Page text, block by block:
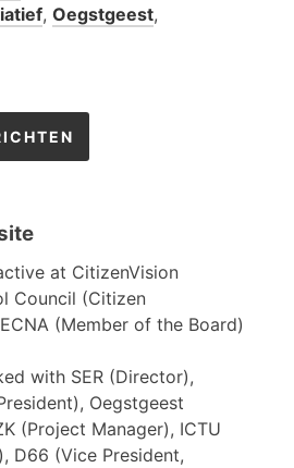
, Oegstgeest,
at CitizenVision
Council (Citizen
(Member of the Board)
with SER (Director),
Oegstgeest
(Project Manager), ICTU
D66 (Vice President,